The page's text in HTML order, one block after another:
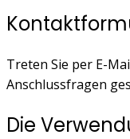
Treten Sie per E-
Anschlussfragen
Die